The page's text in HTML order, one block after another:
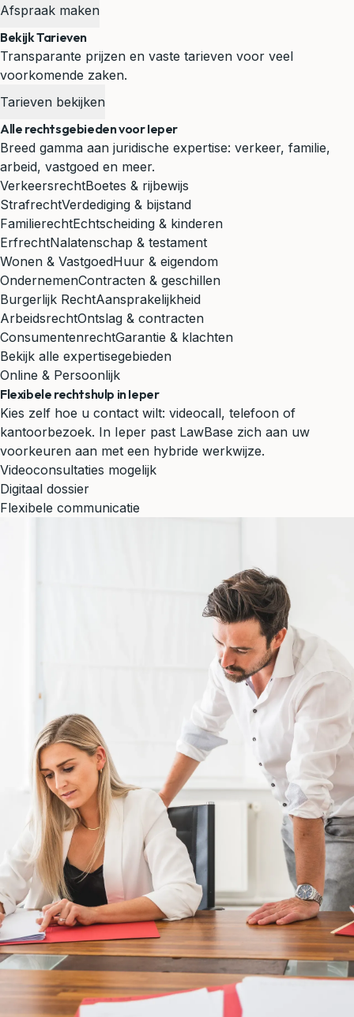
Afspraak maken
Bekijk Tarieven
Transparante prijzen en vaste tarieven voor veel
voorkomende zaken.
Tarieven bekijken
Alle rechtsgebieden voor Ieper
Breed gamma aan juridische expertise: verkeer, familie,
arbeid, vastgoed en meer.
VerkeersrechtBoetes & rijbewijs
StrafrechtVerdediging & bijstand
FamilierechtEchtscheiding & kinderen
ErfrechtNalatenschap & testament
Wonen & VastgoedHuur & eigendom
OndernemenContracten & geschillen
Burgerlijk RechtAansprakelijkheid
ArbeidsrechtOntslag & contracten
ConsumentenrechtGarantie & klachten
Bekijk alle expertisegebieden
Online & Persoonlijk
Flexibele rechtshulp in Ieper
Kies zelf hoe u contact wilt: videocall, telefoon of
kantoorbezoek. In Ieper past LawBase zich aan uw
voorkeuren aan met een hybride werkwijze.
Videoconsultaties mogelijk
Digitaal dossier
Flexibele communicatie